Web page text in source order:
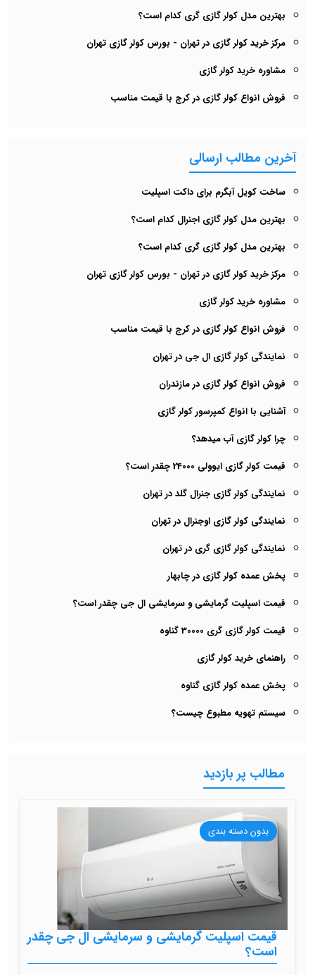
بهترین مدل کولر گازی گری کدام است؟
مرکز خرید کولر گازی در تهران - بورس کولر گازی تهران
مشاوره خرید کولر گازی
فروش انواع کولر گازی در کرج با قیمت مناسب
آخرین مطالب ارسالی
ساخت کویل آبگرم برای داکت اسپلیت
بهترین مدل کولر گازی اجنرال کدام است؟
بهترین مدل کولر گازی گری کدام است؟
مرکز خرید کولر گازی در تهران - بورس کولر گازی تهران
مشاوره خرید کولر گازی
فروش انواع کولر گازی در کرج با قیمت مناسب
نمایندگی کولر گازی ال جی در تهران
فروش انواع کولر گازی در مازندران
آشنایی با انواع کمپرسور کولر گازی
چرا کولر گازی آب میدهد؟
قیمت کولر گازی ایوولی 24000 چقدر است؟
نمایندگی کولر گازی جنرال گلد در تهران
نمایندگی کولر گازی اوجنرال در تهران
نمایندگی کولر گازی گری در تهران
پخش عمده کولر گازی در چابهار
قیمت اسپلیت گرمایشی و سرمایشی ال جی چقدر است؟
قیمت کولر گازی گری 30000 گناوه
راهنمای خرید کولر گازی
پخش عمده کولر گازی گناوه
سیستم تهویه مطبوع چیست؟
مطالب پر بازدید
بدون دسته بندی
قیمت اسپلیت گرمایشی و سرمایشی ال جی چقدر
است؟